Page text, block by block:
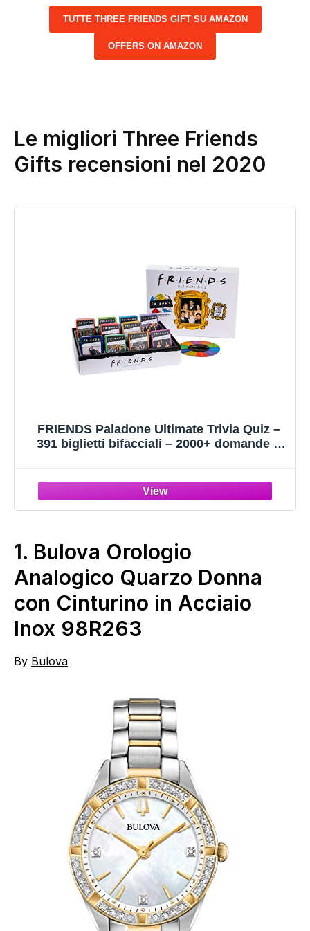
TUTTE THREE FRIENDS GIFT SU AMAZON
OFFERS ON AMAZON
Le migliori Three Friends
Gifts recensioni nel 2020
FRIENDS Paladone Ultimate Trivia Quiz –
391 biglietti bifacciali – 2000+ domande –
1. Bulova Orologio
Analogico Quarzo Donna
con Cinturino in Acciaio
Inox 98R263
By Bulova